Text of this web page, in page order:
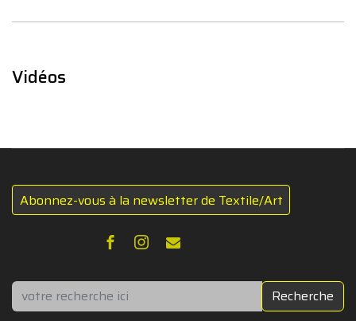
Vidéos
Abonnez-vous à la newsletter de Textile/Art
Rechercher Recherche